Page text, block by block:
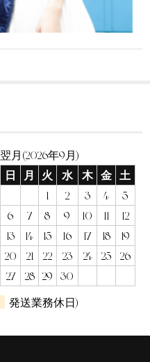
翌月(2026年9月)
日
月 火 水 木 金
土
1
2 3 4
5
6
7 8 9 10 11
12
13
14 15 16 17 18
19
20
21 22 23 24 25
26
27
28 29
30
発送業務休日)